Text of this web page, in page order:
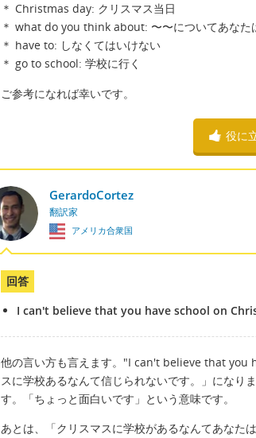
＊ Christmas day: クリスマス当日
＊ what do you think about: 〜〜についてあなた
＊ have to: しなくてはいけない
＊ go to school: 学校に行く
ご参考になれば幸いです。
役に
GerardoCortez
翻訳家
アメリカ合衆国
回答
I can't believe that you have school on
他の言い方も言えます。"I can't believe that you
スに学校あるなんて信じられないです。」にな
す。「ちょっと面白いです」という意味です。
あとは、「クリスマスに学校があるなんてあな